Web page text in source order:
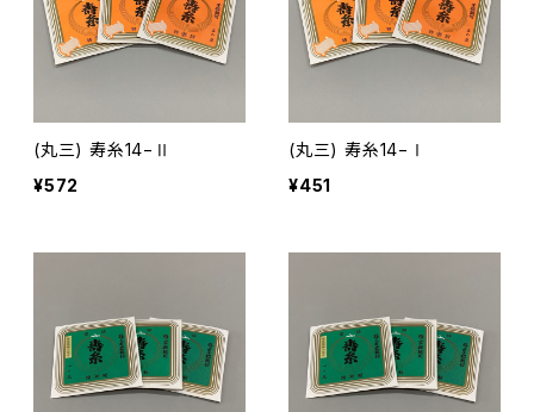
(丸三) 寿糸14−Ⅱ
¥572
(丸三) 寿糸14−Ⅰ
¥451